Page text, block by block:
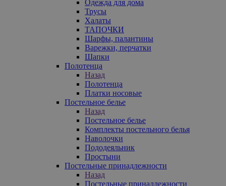
Одежда для дома
Трусы
Халаты
ТАПОЧКИ
Шарфы, палантины
Варежки, перчатки
Шапки
Полотенца
Назад
Полотенца
Платки носовые
Постельное белье
Назад
Постельное белье
Комплекты постельного белья
Наволочки
Пододеяльник
Простыни
Постельные принадлежности
Назад
Постельные принадлежности